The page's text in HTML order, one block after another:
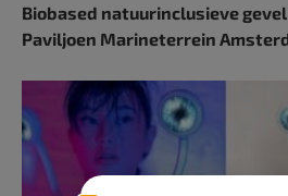
Biobased natuurinclusieve
Paviljoen Marineterrein